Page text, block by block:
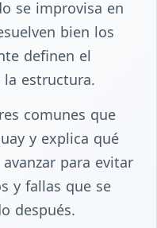
se improvisa en
bien los
definen el
estructura.
comunes que
y explica qué
para evitar
y fallas que se
después.